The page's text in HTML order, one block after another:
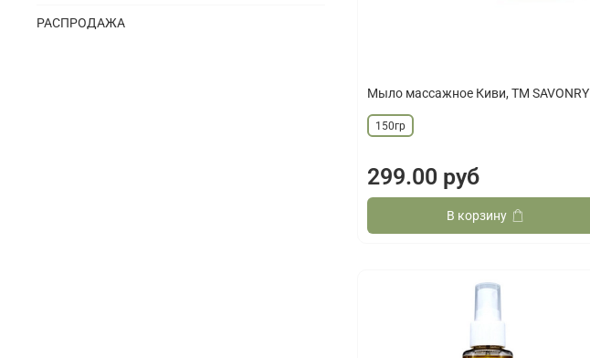
Мыло массажное Киви, ТМ SAVONRY
150гр
299.00 руб
В корзину
РАСПРОДАЖА